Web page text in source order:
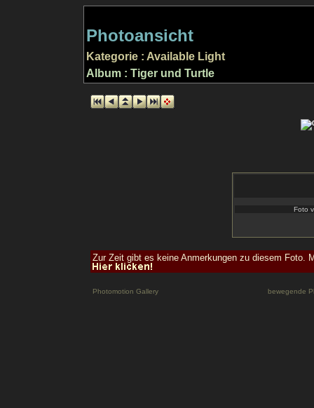
Photoansicht
Kategorie : Available Light
Album : Tiger und Turtle
Foto
Zur Zeit gibt es keine Anmerkungen zu diesem Foto.
Photomotion Gallery bewegende